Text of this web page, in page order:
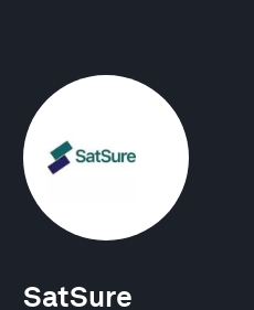
SatSure